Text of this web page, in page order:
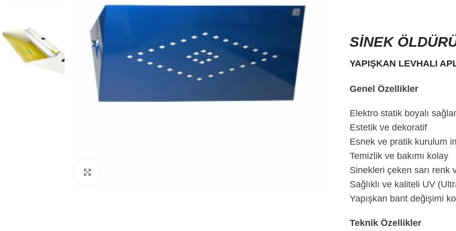
SİNEK
YAPIŞKAN LEVHALI
Genel Özellikler
Elektro statik boyalı
Estetik ve dekoratif
Esnek ve pratik kurulum
Temizlik ve bakımı kolay
Sinekleri çeken sarı renk
Sağlıklı ve kaliteli UV
Yapışkan bant değişimi
Teknik Özellikler